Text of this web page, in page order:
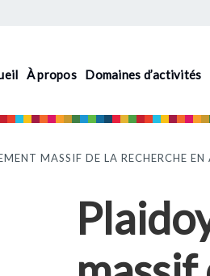
À propos Domaines d’activités
MASSIF DE LA RECHERCHE EN